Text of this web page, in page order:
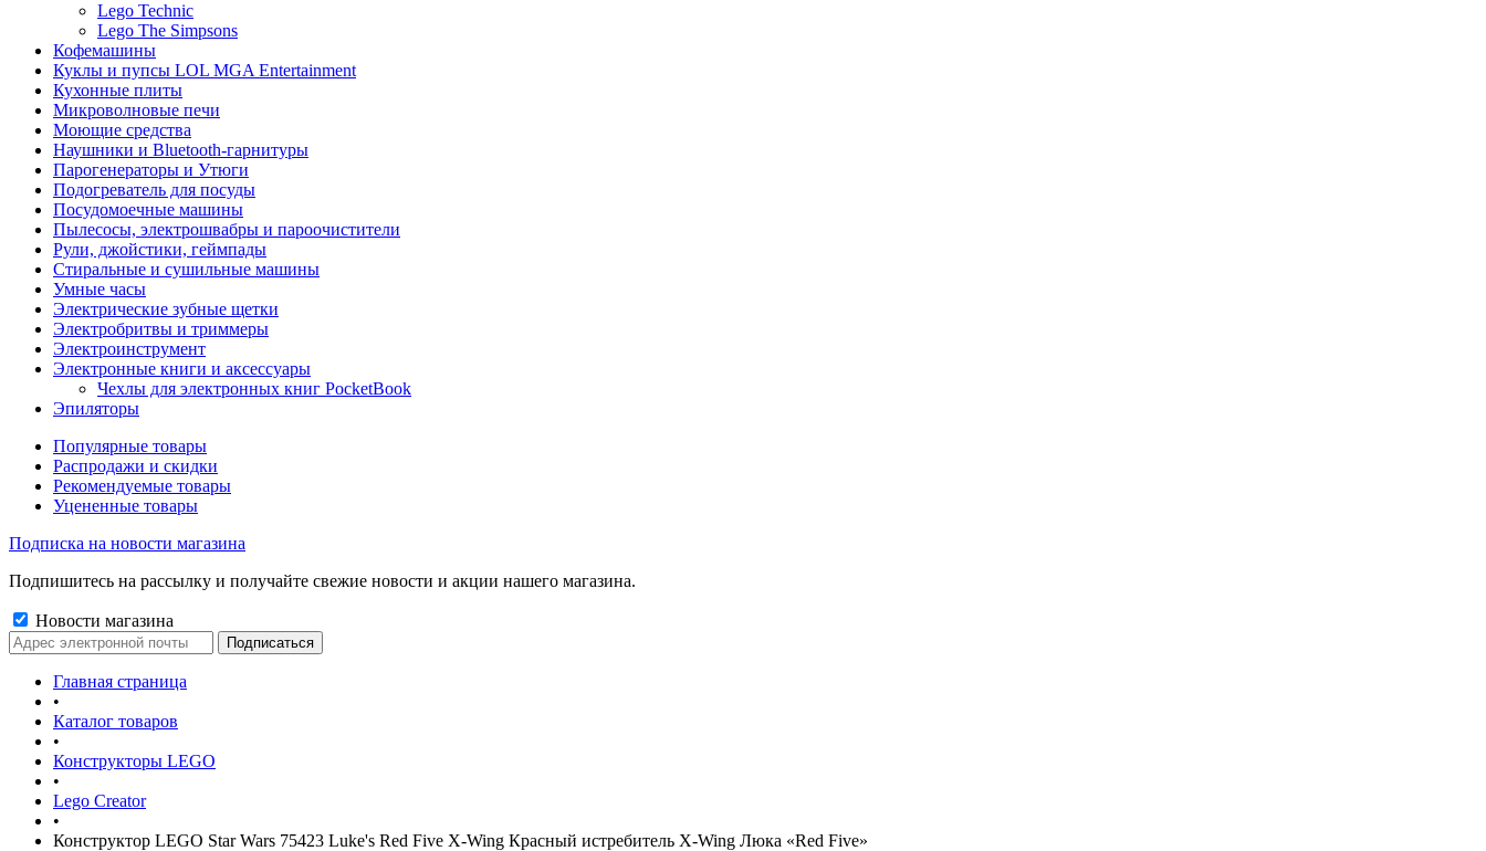
Lego Technic
Lego The Simpsons
Кофемашины
Куклы и пупсы LOL MGA Entertainment
Кухонные плиты
Микроволновые печи
Моющие средства
Наушники и Bluetooth-гарнитуры
Парогенераторы и Утюги
Подогреватель для посуды
Посудомоечные машины
Пылесосы, электрошвабры и пароочистители
Рули, джойстики, геймпады
Стиральные и сушильные машины
Умные часы
Электрические зубные щетки
Электробритвы и триммеры
Электроинструмент
Электронные книги и аксессуары
Чехлы для электронных книг PocketBook
Эпиляторы
Популярные товары
Распродажи и скидки
Рекомендуемые товары
Уцененные товары
Подписка на новости магазина
Подпишитесь на рассылку и получайте свежие новости и акции нашего магазина.
Новости магазина
Главная страница
•
Каталог товаров
•
Конструкторы LEGO
•
Lego Creator
•
Конструктор LEGO Star Wars 75423 Luke's Red Five X-Wing Красный истребитель X-Wing Люка «Red Five»